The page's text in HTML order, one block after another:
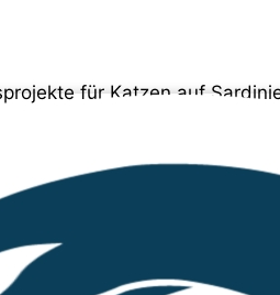
für Katzen auf